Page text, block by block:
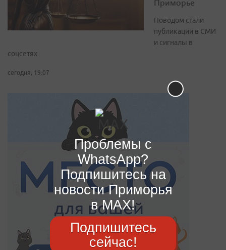
Приморье
Поводом стали
публикации в СМИ
и сигналы в
соцсетях
сегодня, 19:07
Проблемы с
WhatsApp?
Подпишитесь на
новости Приморья
в MAX!
Подпишитесь
сейчас!